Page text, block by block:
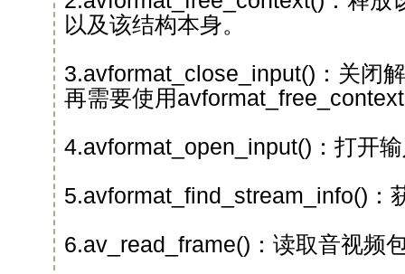
以及该结构本身。
3.avformat_close_input()：关闭
再需要使用
4.avformat_open_input()：打开
5.avformat_find_stream_info()：
6.av_read_frame()：读取音视频